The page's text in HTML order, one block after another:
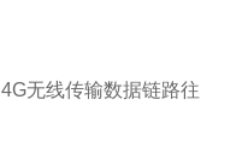
4G无线传输数据链路往